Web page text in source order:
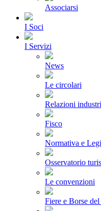
Associarsi
I Soci
I Servizi
News
Le circolari
Relazioni
Fisco
Normativa e
Osservatorio
Le convenzioni
Fiere e Borse